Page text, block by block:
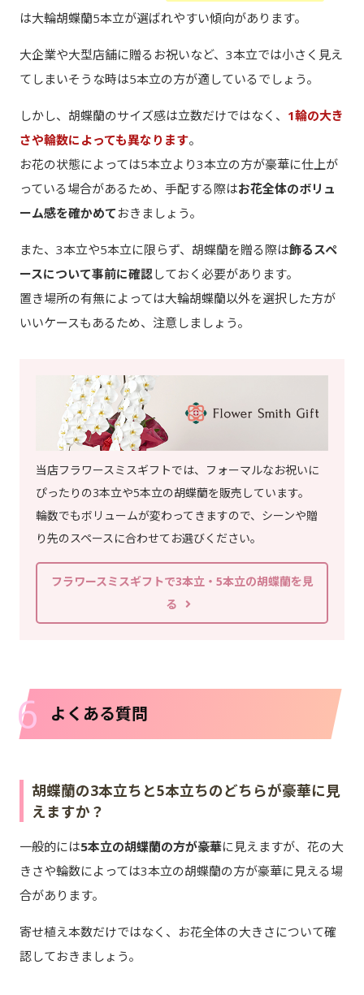
は大輪胡蝶蘭5本立が選ばれやすい傾向があります。
大企業や大型店舗に贈るお祝いなど、3本立では小さく見え
てしまいそうな時は5本立の方が適しているでしょう。
しかし、胡蝶蘭のサイズ感は立数だけではなく、 1輪の大き
さや輪数によっても異なります。
お花の状態によっては5本立より3本立の方が豪華に仕上が
っている場合があるため、手配する際はお花全体のボリュ
ーム感を確かめて おきましょう。
また、3本立や5本立に限らず、胡蝶蘭を贈る際は飾るスペ
ースについて事前に確認しておく必要があります。
置き場所の有無によっては大輪胡蝶蘭以外を選択した方が
いいケースもあるため、注意しましょう。
当店フラワースミスギフトでは、フォーマルなお祝いに
ぴったりの3本立や5本立の胡蝶蘭を販売しています。
輪数でもボリュームが変わってきますので、シーンや贈
り先のスペースに合わせてお選びください。
フラワースミスギフトで3本立・5本立の胡蝶蘭を見
る
6 よくある質問
胡蝶蘭の3本立ちと5本立ちのどちらが豪華に見
えますか？
一般的には5本立の胡蝶蘭の方が豪華に見えますが、花の大
きさや輪数によっては3本立の胡蝶蘭の方が豪華に見える場
合があります。
寄せ植え本数だけではなく、お花全体の大きさについて確
認しておきましょう。